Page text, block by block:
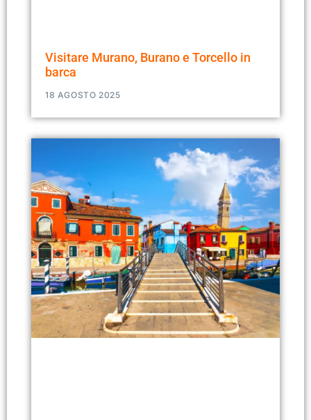
Visitare Murano, Burano e Torcello in
barca
18 AGOSTO 2025